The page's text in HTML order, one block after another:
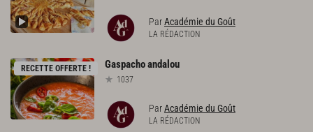
ParAcadémie du Goût
LA RÉDACTION
RECETTE OFFERTE ! Gaspachoandalou
1037
ParAcadémie du Goût
LA RÉDACTION